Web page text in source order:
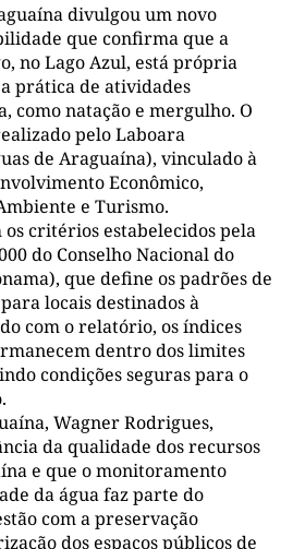
divulgou um novo
que confirma que a
no Lago Azul, está própria
prática de atividades
como natação e mergulho. O
pelo Laboara
de Araguaína), vinculado à
Econômico,
e Turismo.
os critérios estabelecidos pela
do Conselho Nacional do
que define os padrões de
locais destinados à
com o relatório, os índices
dentro dos limites
condições seguras para o
Wagner Rodrigues,
da qualidade dos recursos
e que o monitoramento
da água faz parte do
com a preservação
dos espaços públicos de